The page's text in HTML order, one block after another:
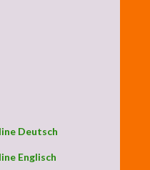
Deutsch
Englisch